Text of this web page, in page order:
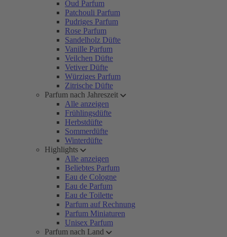
Oud Parfum
Patchouli Parfum
Pudriges Parfum
Rose Parfum
Sandelholz Düfte
Vanille Parfum
Veilchen Düfte
Vetiver Düfte
Würziges Parfum
Zitrische Düfte
Parfum nach Jahreszeit
Alle anzeigen
Frühlingsdüfte
Herbstdüfte
Sommerdüfte
Winterdüfte
Highlights
Alle anzeigen
Beliebtes Parfum
Eau de Cologne
Eau de Parfum
Eau de Toilette
Parfum auf Rechnung
Parfum Miniaturen
Unisex Parfum
Parfum nach Land